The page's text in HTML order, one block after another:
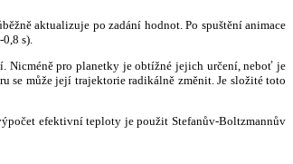
aktualizuje po zadání hodnot. Po spuštění animace
s).
Nicméně pro planetky je obtížné jejich určení, neboť je
se může její trajektorie radikálně změnit. Je složité toto
efektivní teploty je použit Stefanův-Boltzmannův